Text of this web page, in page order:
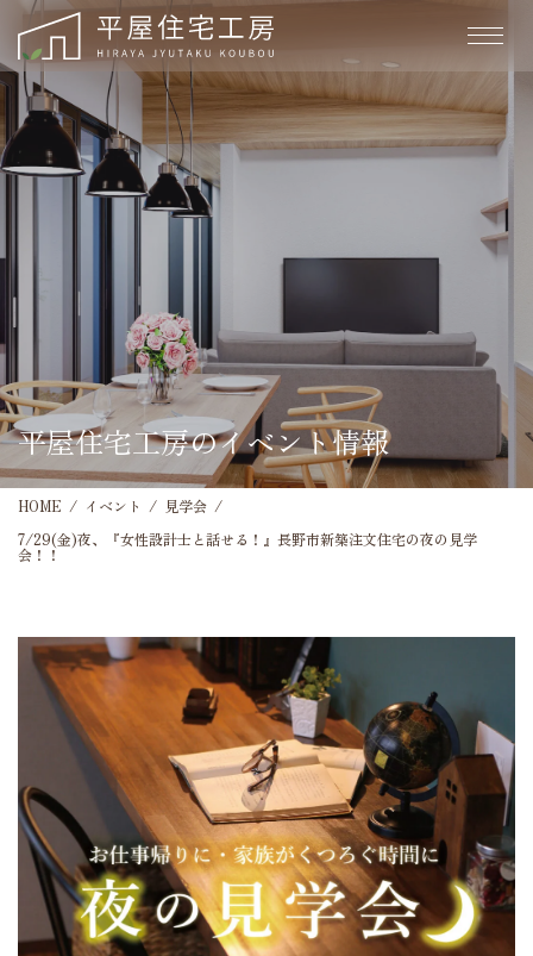
平屋住宅工房のイベント情報
HOME イベント
見学会
7/29(金)夜、『女性設計士と話せる！』長野市新築注文住宅の夜の見学
会！！